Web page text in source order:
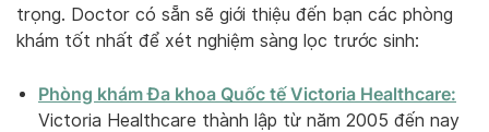
trọng. Doctor có sẵn sẽ giới thiệu đến bạn các phòng
khám tốt nhất để xét nghiệm sàng lọc trước sinh:
Phòng khám Đa khoa Quốc tế Victoria Healthcare:
Victoria Healthcare thành lập từ năm 2005 đến nay